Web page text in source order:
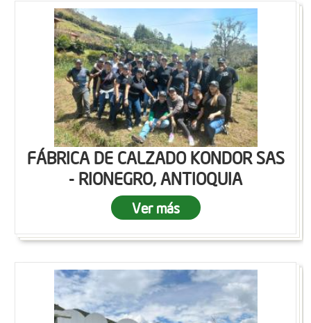
FÁBRICA DE CALZADO KONDOR SAS
- RIONEGRO, ANTIOQUIA
Ver más